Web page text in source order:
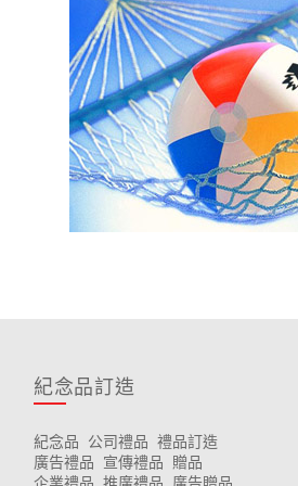
紀念品訂造
紀念品 公司禮品 禮品訂造
廣告禮品 宣傳禮品 贈品